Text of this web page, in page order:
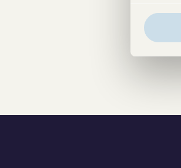
Dela